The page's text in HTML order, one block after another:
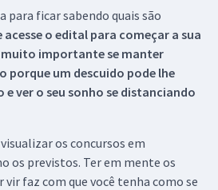
para ficar sabendo quais são
o edital para começar a sua
importante se manter
porque um descuido pode lhe
e ver o seu sonho se distanciando
os concursos em
os previstos. Ter em mente os
vir faz com que você tenha como se